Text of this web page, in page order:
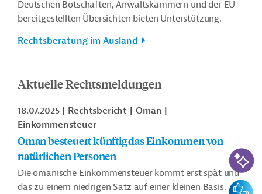
Deutschen Botschaften, Anwaltskammern und der EU
bereitgestellten Übersichten bieten Unterstützung.
Rechtsberatung im Ausland
Aktuelle Rechtsmeldungen
18.07.2025 Rechtsbericht
Oman
Einkommensteuer
Oman besteuert künftig das Einkommen von
natürlichen Personen
Die omanische Einkommensteuer kommt erst spät und
das zu einem niedrigen Satz auf einer kleinen Basis.
KI-